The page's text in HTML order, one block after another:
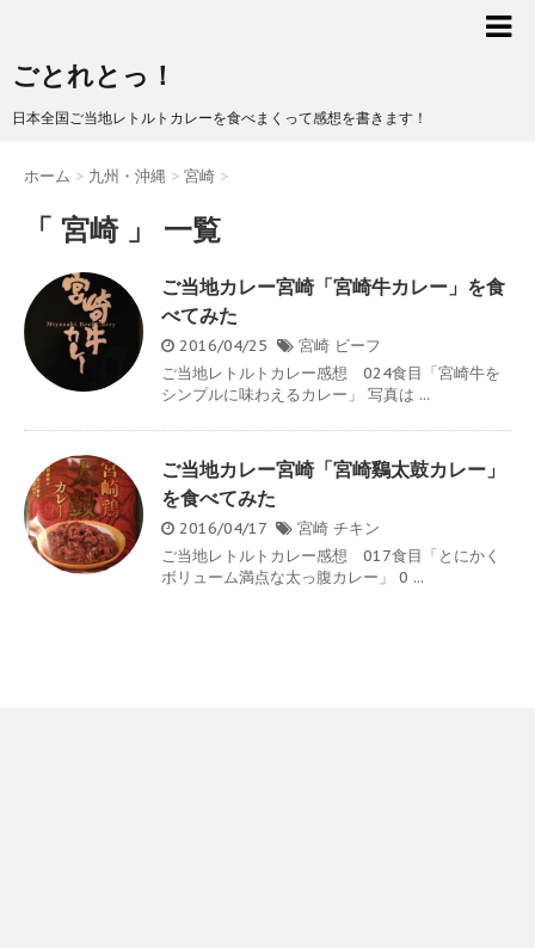
ごとれとっ！
日本全国ご当地レトルトカレーを食べまくって感想を書きます！
ホーム > 九州・沖縄 > 宮崎 >
「 宮崎 」 一覧
ご当地カレー宮崎「宮崎牛カレー」を食
べてみた
2016/04/25 宮崎 ビーフ
ご当地レトルトカレー感想 024食目「宮崎牛を
シンプルに味わえるカレー」 写真は ...
ご当地カレー宮崎「宮崎鷄太鼓カレー」
を食べてみた
2016/04/17 宮崎 チキン
ご当地レトルトカレー感想 017食目「とにかく
ボリューム満点な太っ腹カレー」 0 ...